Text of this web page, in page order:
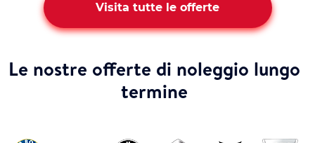
Visita tutte le offerte
Le nostre offerte di noleggio lungo
termine